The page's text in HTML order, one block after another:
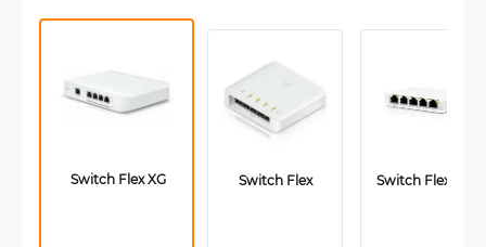
Switch Flex XG Switch Flex Switch Flex Mini